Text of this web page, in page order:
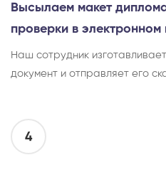
Высылаем макет
проверки в электронном
Наш сотрудник
документ и отправляет его
4